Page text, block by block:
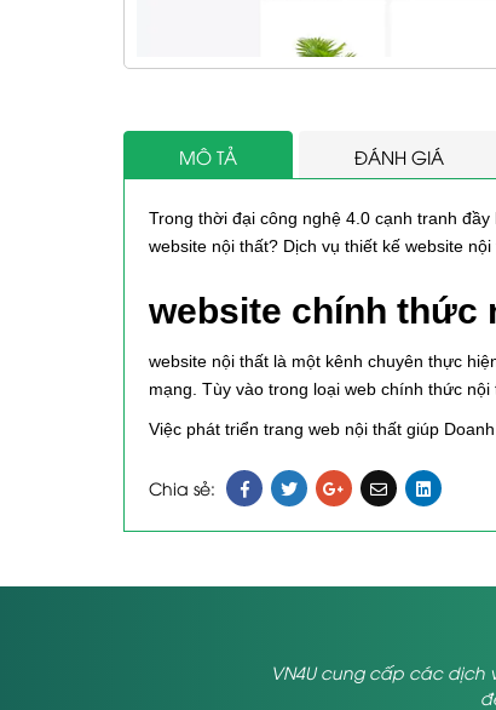
MÔ TẢ ĐÁNH GIÁ
Trong thời đại công nghệ 4.0 cạnh tranh
website nội thất? Dịch vụ thiết kế website
website chính thức
website nội thất là một kênh chuyên thực
mạng. Tùy vào trong loại web chính thức
Việc phát triển trang web nội thất giúp
Dịch vụ thiết kế web nội thất tại công ty VN4U.
Chia sẻ:
VN4U cung cấp các dịch